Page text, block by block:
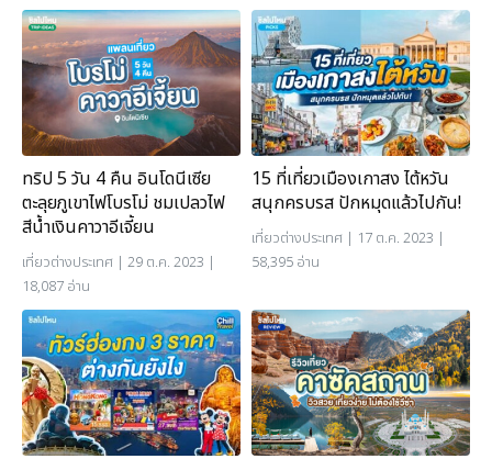
ทริป 5 วัน 4 คืน อินโดนีเซีย
ตะลุยภูเขาไฟโบรโม่ ชมเปลวไฟ
สีน้ำเงินคาวาอีเจี้ยน
เที่ยวต่างประเทศ | 29 ต.ค. 2023 |
18,087 อ่าน
15 ที่เที่ยวเมืองเกาสง ไต้หวัน
สนุกครบรส ปักหมุดแล้วไปกัน!
เที่ยวต่างประเทศ | 17 ต.ค. 2023 |
58,395 อ่าน